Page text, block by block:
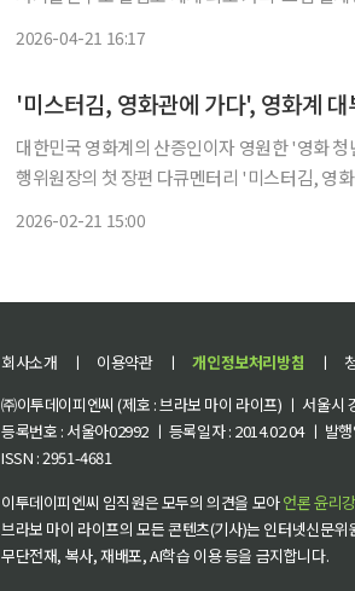
2026-04-21 16:17
대한민국 영화계의 산증인이자 영원한 '영화
행위원장의 첫 장편 다큐멘터리 '미스터김, 영
2026-02-21 15:00
회사소개 ㅣ 이용약관 ㅣ 개인정보처리방침 ㅣ
㈜이투데이피엔씨 (제호 : 브라보 마이 라이프) ㅣ 서울
등록번호 : 서울아02992 ㅣ 등록일자 : 2014.02.04 ㅣ 발
ISSN : 2951-4681
이투데이피엔씨 임직원은 모두의 의견을 모아언론 윤리
브라보 마이 라이프의 모든 콘텐츠(기사)는 인터넷신문
무단전재, 복사, 재배포, AI학습 이용 등을 금지합니다.